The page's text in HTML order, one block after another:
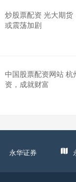
炒股票配资 光大期
或震荡加剧
中国股票配资网站
资，成就财富
永华证券